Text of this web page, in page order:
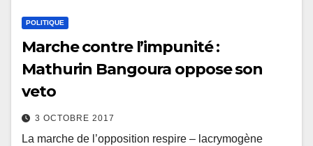
POLITIQUE
Marche contre l’impunité :
Mathurin Bangoura oppose son
veto
3 OCTOBRE 2017
La marche de l’opposition respire – lacrymogène